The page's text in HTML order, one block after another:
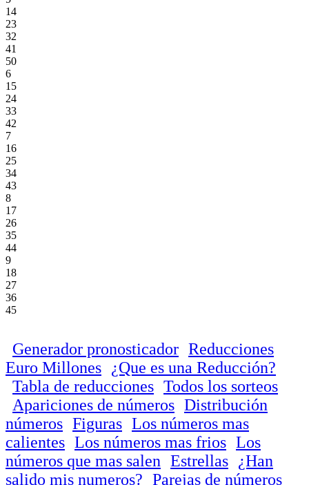
14
23
32
41
50
6
15
24
33
42
7
16
25
34
43
8
17
26
35
44
9
18
27
36
45
Generador pronosticador Reducciones
Euro Millones
¿Que es una Reducción?
Tabla de reducciones Todos los sorteos
Apariciones de números Distribución
números Figuras Los números mas
calientes Los números mas frios Los
números que mas salen Estrellas
¿Han
salido mis numeros? Parejas de números